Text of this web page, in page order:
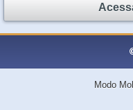
Modo